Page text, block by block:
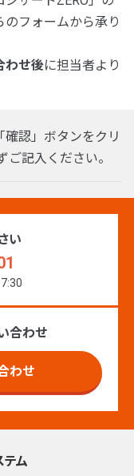
フォームから承り
わせ後に担当者より
認」ボタンをクリ
記入ください。
い
合わせ
わせ
テム